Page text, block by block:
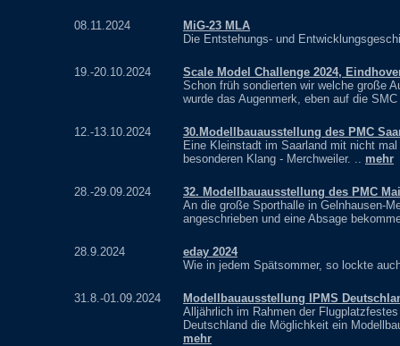
08.11.2024
MiG-23 MLA
Die Entstehungs- und
19.-20.10.2024
Scale Model Challenge 2024,
Schon früh sondierten wir welche große
wurde das Augenmerk, eben auf die
12.-13.10.2024
30.Modellbauausstellung des PMC
Eine Kleinstadt im Saarland mit nicht
besonderen Klang - Merchweiler. .. mehr
28.-29.09.2024
32. Modellbauausstellung des PMC
An die große Sporthalle in Gelnhausen-
angeschrieben und eine Absage
28.9.2024
eday 2024
Wie in jedem Spätsommer, so lockte
31.8.-01.09.2024
Modellbauausstellung IPMS
Alljährlich im Rahmen der
Deutschland die Möglichkeit ein
mehr